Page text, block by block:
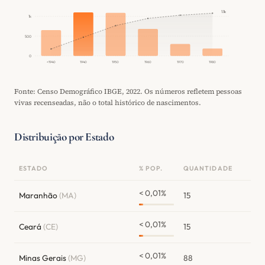
0
500
1k
<1940 1940 1950 1960 1970 1980
1.1k
Fonte: Censo Demográfico IBGE, 2022. Os números refletem pessoas
vivas recenseadas, não o total histórico de nascimentos.
Distribuição por Estado
ESTADO % POP. QUANTIDADE
Maranhão(MA) < 0,01% 15
Ceará (CE) < 0,01% 15
Minas Gerais(MG) < 0,01% 88